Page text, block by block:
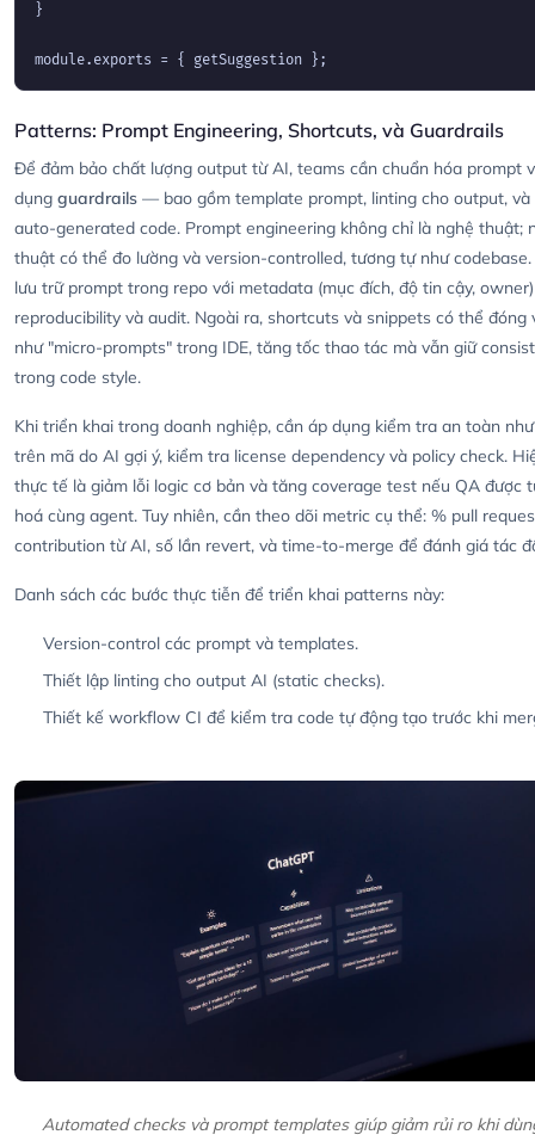
}
Patterns: Prompt Engineering, Shortcuts, và Guardrails
Để đảm bảo chất lượng output từ AI, teams cần chuẩn hóa prompt
dụng guardrails — bao gồm template prompt, linting cho output,
auto-generated code. Prompt engineering không chỉ là nghệ thuật;
thuật có thể đo lường và version-controlled, tương tự như
lưu trữ prompt trong repo với metadata (mục đích, độ tin cậy,
reproducibility và audit. Ngoài ra, shortcuts và snippets có thể đóng
như "micro-prompts" trong IDE, tăng tốc thao tác mà vẫn giữ
trong code style.
Khi triển khai trong doanh nghiệp, cần áp dụng kiểm tra an toàn
trên mã do AI gợi ý, kiểm tra license dependency và policy check.
thực tế là giảm lỗi logic cơ bản và tăng coverage test nếu QA được
hoá cùng agent. Tuy nhiên, cần theo dõi metric cụ thể: % pull
contribution từ AI, số lần revert, và time-to-merge để đánh giá tác
Danh sách các bước thực tiễn để triển khai patterns này:
Version-control các prompt và templates.
Thiết lập linting cho output AI (static checks).
Thiết kế workflow CI để kiểm tra code tự động tạo trước khi
Automated checks và prompt templates giúp giảm rủi ro khi